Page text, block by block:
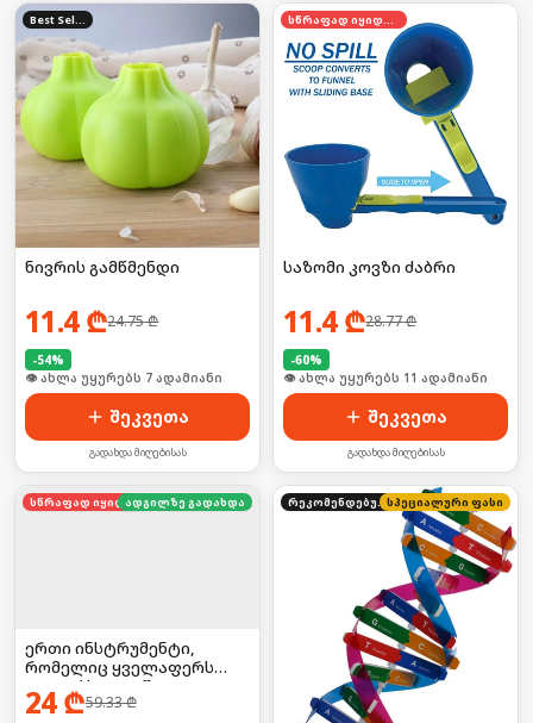
Best Seller
ნივრის გამწმენდი
11.4₾24.75₾
-54%
🛒 ბოლო 24სთ-ში იყიდა 8-მა
შეკვეთა
გადახდა მიღებისას
სწრაფად იყიდება
საზომი კოვზი ძაბრი
11.4₾28.77₾
-60%
🛒 ბოლო 24სთ-ში იყიდა 14-მა
შეკვეთა
გადახდა მიღებისას
სწრაფად იყიდება
ადგილზე გადახდა
ერთი ინსტრუმენტი,
რომელიც ყველაფერს
აკეთებს — 52-ში-1
უნივერსალური
24₾59.33₾
რეკომენდებულისპეციალური ფასი